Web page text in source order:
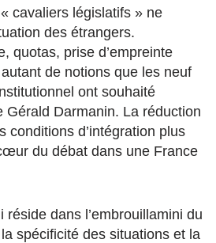
cavaliers législatifs » ne
des étrangers.
quotas, prise d’empreinte
de notions que les neuf
ont souhaité
Gérald Darmanin. La réduction
conditions d’intégration plus
du débat dans une France
réside dans l’embrouillamini du
spécificité des situations et la